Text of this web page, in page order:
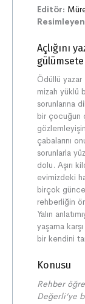
Editör:
Açlığını
Ödüllü yazar
mizah yüklü
sorunlarına
bir çocuğun
çabalarını
sorunlarla
dolu. Aşırı
evimizdeki
birçok
rehberliğin
Yalın
yaşama
bir kendini
Konusu
Rehber
Değerli’ye